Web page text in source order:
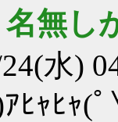
名無し
水)
ﾋｬﾋｬ(